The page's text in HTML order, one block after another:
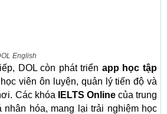
English
DOL còn phát triển app học tập
viên ôn luyện, quản lý tiến độ và
Các khóa
IELTS Onlinecủa trung
hóa, mang lại trải nghiệm học